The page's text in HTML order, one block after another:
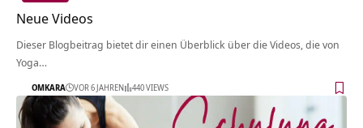
Neue Videos
Dieser Blogbeitrag bietet dir einen Überblick über die Videos, die von
Yoga…
OMKARA VOR 6 JAHREN 440 VIEWS